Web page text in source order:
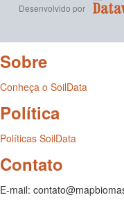
Desenvolvido por
Sobre
Conheça o SoilData
Política
Políticas SoilData
Contato
E-mail: